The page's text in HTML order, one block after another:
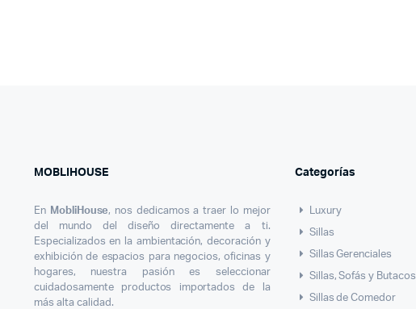
MOBLIHOUSE
En MobliHouse, nos dedicamos a traer lo mejor
del mundo del diseño directamente a ti.
Especializados en la ambientación, decoración y
exhibición de espacios para negocios, oficinas y
hogares, nuestra pasión es seleccionar
cuidadosamente productos importados de la
más alta calidad.
Categorías
Luxury
Sillas
Sillas Gerenciales
Sillas, Sofás y Butacos
Sillas de Comedor